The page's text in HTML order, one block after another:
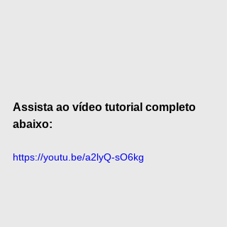
Assista ao vídeo tutorial completo
abaixo:
https://youtu.be/a2lyQ-sO6kg